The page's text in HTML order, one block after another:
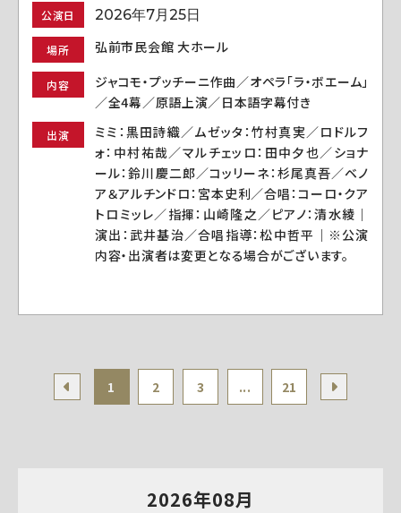
公演日 2026年7月25日
場所 弘前市民会館 大ホール
内容
ジャコモ・プッチーニ作曲／オペラ「ラ・ボエーム」
／全4幕／原語上演／日本語字幕付き
出演
ミミ：黒田詩織／ムゼッタ：竹村真実／ロドルフ
ォ：中村祐哉／マルチェッロ：田中夕也／ショナ
ール：鈴川慶二郎／コッリーネ：杉尾真吾／ベノ
ア＆アルチンドロ：宮本史利／合唱：コーロ・クア
トロミッレ／指揮：山崎隆之／ピアノ：清水綾｜
演出：武井基治／合唱指導：松中哲平｜※公演
内容・出演者は変更となる場合がございます。
1 2 3 ... 21
2026年08月